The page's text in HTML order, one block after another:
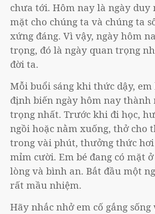
chưa tới. Hôm nay là ngày duy
mặt cho chúng ta và chúng ta
xứng đáng. Vì vậy, ngày hôm
trọng, đó là ngày quan trọng
đời ta.
Mỗi buổi sáng khi thức dậy,
định biến ngày hôm nay thành
trọng nhất. Trước khi đi học,
ngồi hoặc nằm xuống, thở cho
trong vài phút, thưởng thức hơi
mỉm cười. Em bé đang có mặt
lòng và bình an. Bắt đầu một
rất mầu nhiệm.
Hãy nhắc nhở em cố gắng